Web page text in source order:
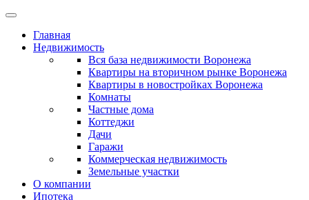
Главная
Недвижимость
Вся база недвижимости Воронежа
Квартиры на вторичном рынке Воронежа
Квартиры в новостройках Воронежа
Комнаты
Частные дома
Коттеджи
Дачи
Гаражи
Коммерческая недвижимость
Земельные участки
О компании
Ипотека